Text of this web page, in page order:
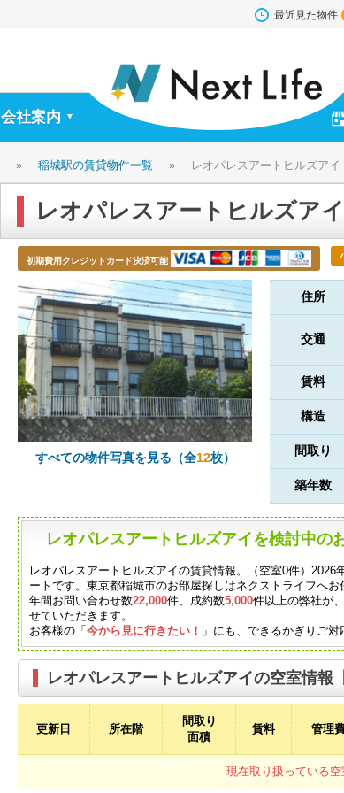
最近見た物件
会社案内 ▼
» 稲城駅の賃貸物件一覧 » レオパレスアートヒルズアイ
レオパレスアートヒルズア
初期費用クレジットカード決済可能
すべての物件写真を見る（全12枚）
住所
交通
賃料
構造
間取り
築年数
レオパレスアートヒルズアイを検討中の
レオパレスアートヒルズアイの賃貸情報。（空室0件）
ートです。東京都稲城市のお部屋探しはネクストライフへお
年間お問い合わせ数22,000件、成約数5,000件以上の弊社が
せていただきます。
お客様の「今から見に行きたい！ 」にも、できるかぎりご
レオパレスアートヒルズアイの空室情報
更新日 所在階
間取り
面積
賃料 管理
現在取り扱っている